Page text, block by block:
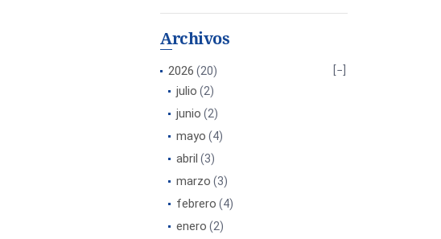
Archivos
2026 (20)
julio (2)
junio (2)
mayo (4)
abril (3)
marzo (3)
febrero (4)
enero (2)